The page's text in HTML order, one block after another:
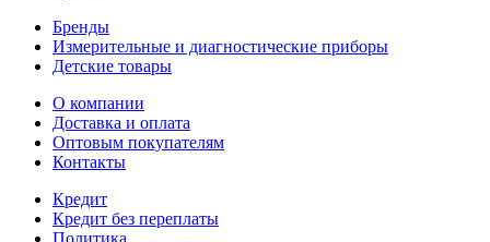
Бренды
Измерительные и диагностические приборы
Детские товары
О компании
Доставка и оплата
Оптовым покупателям
Контакты
Кредит
Кредит без переплаты
Политика